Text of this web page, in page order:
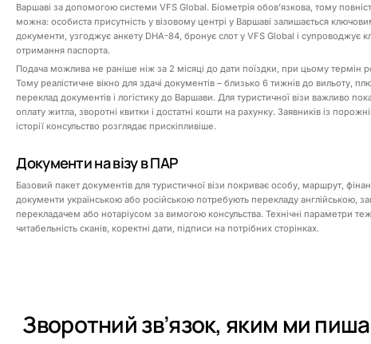
Варшаві за допомогою системи VFS Global. Біометрія обовʼязкова, тому
можна: особиста присутність у візовому центрі у Варшаві залишається
документи, узгоджує анкету DHA-84, бронує слот у VFS Global і супроводжує
отримання паспорта.
Подача можлива не раніше ніж за 2 місяці до дати поїздки, при цьому термін
Тому реалістичне вікно для здачі документів – близько 6 тижнів до вильоту,
переклад документів і логістику до Варшави. Для туристичної візи важливо
оплату житла, зворотні квитки і достатні кошти на рахунку. Заявників із
історії консульство розглядає прискіпливіше.
Документи на візу в ПАР
Базовий пакет документів для туристичної візи покриває особу, маршрут,
документи українською або російською потребують перекладу англійською,
перекладачем або нотаріусом за вимогою консульства. Технічні параметри теж
читабельність сканів, коректні дати, підписи на потрібних сторінках.
Зворотний зв’язок, яким ми